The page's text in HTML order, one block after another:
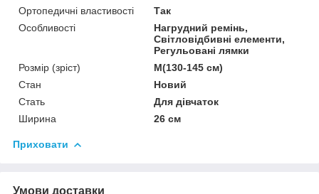
Ортопедичні властивості
Так
Особливості
Нагрудний ремінь,
Світловідбивні елементи,
Регульовані лямки
Розмір (зріст)
M(130-145 см)
Стан
Новий
Стать
Для дівчаток
Ширина
26 см
Приховати
Умови доставки